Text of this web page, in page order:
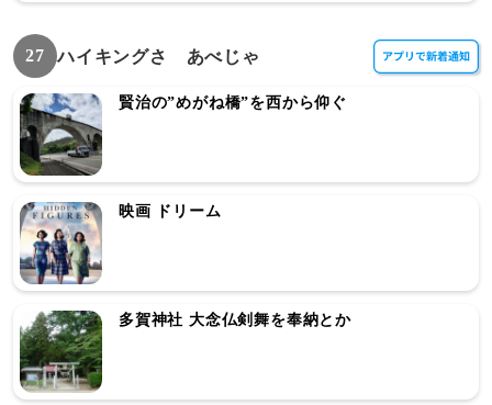
27 ハイキングさ あべじゃ
賢治の”めがね橋”を西から仰ぐ
映画 ドリーム
多賀神社 大念仏剣舞を奉納とか